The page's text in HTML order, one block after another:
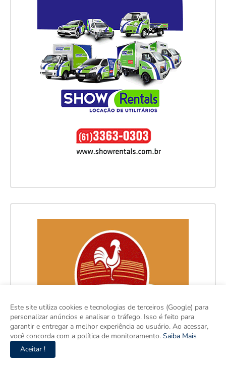
Este site utiliza cookies e tecnologias de terceiros (Google) para
personalizar anúncios e analisar o tráfego. Isso é feito para
garantir e entregar a melhor experiência ao usuário. Ao acessar,
você concorda com a política de monitoramento. Saiba Mais
Aceitar !